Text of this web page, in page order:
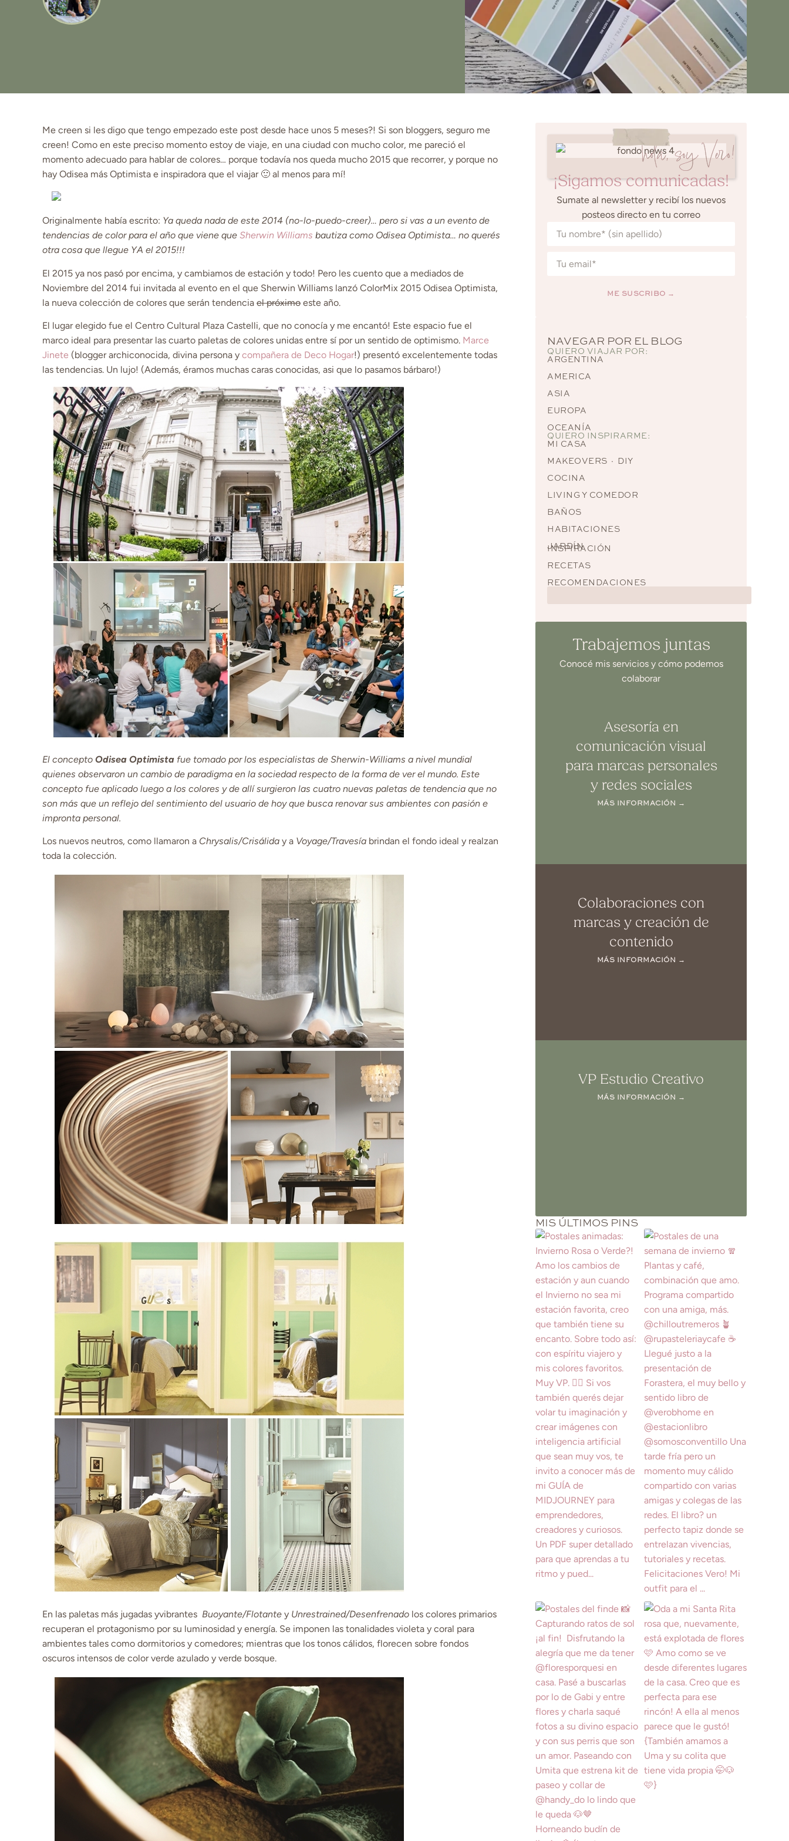
Me creen si les digo que tengo empezado este post desde hace unos 5 meses?! Si son bloggers, seguro me
creen! Como en este preciso momento estoy de viaje, en una ciudad con mucho color, me pareció el
momento adecuado para hablar de colores… porque todavía nos queda mucho 2015 que recorrer, y porque no
hay Odisea más Optimista e inspiradora que el viajar 🙂 al menos para mí!
Originalmente había escrito: Ya queda nada de este 2014 (no-lo-puedo-creer)… pero si vas a un evento de
tendencias de color para el año que viene que Sherwin Williams bautiza como Odisea Optimista… no querés
otra cosa que llegue YA el 2015!!!
El 2015 ya nos pasó por encima, y cambiamos de estación y todo! Pero les cuento que a mediados de
Noviembre del 2014 fui invitada al evento en el que Sherwin Williams lanzó ColorMix 2015 Odisea Optimista,
la nueva colección de colores que serán tendencia el próximo este año.
El lugar elegido fue el Centro Cultural Plaza Castelli, que no conocía y me encantó! Este espacio fue el
marco ideal para presentar las cuarto paletas de colores unidas entre sí por un sentido de optimismo. Marce
Jinete (blogger archiconocida, divina persona y compañera de Deco Hogar!) presentó excelentemente todas
las tendencias. Un lujo! (Además, éramos muchas caras conocidas, asi que lo pasamos bárbaro!)
El concepto Odisea Optimista fue tomado por los especialistas de Sherwin-Williams a nivel mundial
quienes observaron un cambio de paradigma en la sociedad respecto de la forma de ver el mundo. Este
concepto fue aplicado luego a los colores y de allí surgieron las cuatro nuevas paletas de tendencia que no
son más que un reflejo del sentimiento del usuario de hoy que busca renovar sus ambientes con pasión e
impronta personal.
Los nuevos neutros, como llamaron a Chrysalis/Crisálida y a Voyage/Travesía brindan el fondo ideal y realzan
toda la colección.
En las paletas más jugadas yvibrantes Buoyante/Flotante y Unrestrained/Desenfrenado los colores primarios
recuperan el protagonismo por su luminosidad y energía. Se imponen las tonalidades violeta y coral para
ambientes tales como dormitorios y comedores; mientras que los tonos cálidos, florecen sobre fondos
oscuros intensos de color verde azulado y verde bosque.
hola, soy Vero!
¡Sigamos comunicadas!
Sumate al newsletter y recibí los nuevos
posteos directo en tu correo
ME SUSCRIBO →
NAVEGAR POR EL BLOG
QUIERO VIAJAR POR:
ARGENTINA
AMERICA
ASIA
EUROPA
OCEANÍA
QUIERO INSPIRARME:
MI CASA
MAKEOVERS · DIY
COCINA
LIVING Y COMEDOR
BAÑOS
HABITACIONES
JARDÍN
INSPIRACIÓN
RECETAS
RECOMENDACIONES
Trabajemos juntas
Conocé mis servicios y cómo podemos
colaborar
Asesoría en
comunicación visual
para marcas personales
y redes sociales
MÁS INFORMACIÓN →
Colaboraciones con
marcas y creación de
contenido
MÁS INFORMACIÓN →
VP Estudio Creativo
MÁS INFORMACIÓN →
MIS ÚLTIMOS PINS